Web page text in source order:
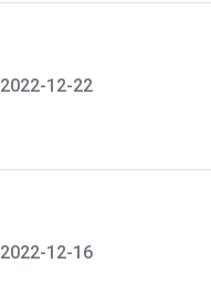
2022-12-22
2022-12-16